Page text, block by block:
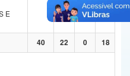
Humanos
E
40 22 0 18